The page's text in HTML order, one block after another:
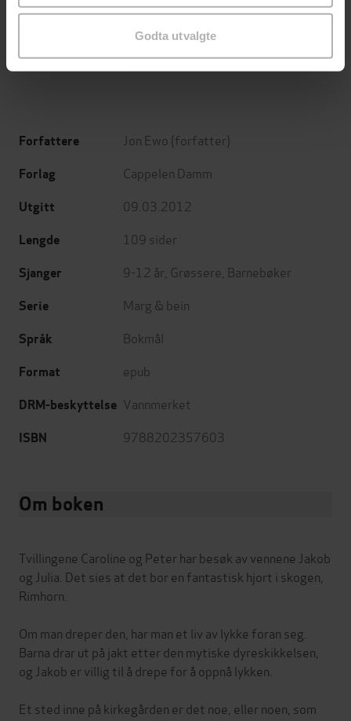
Godta utvalgte
Elefanten som gjerne ville sove
Carl-Johan Forssén Ehrlin
LYDBOK
Snøsøsteren
LYDBOK
Forfattere Jon Ewo (forfatter)
Forlag Cappelen Damm
Utgitt 09.03.2012
Lengde 109 sider
Sjanger 9-12 år Grøssere Barnebøker
Serie Marg & bein
Språk Bokmål
Format epub
DRM-beskyttelse Vannmerket
ISBN 9788202357603
Om boken
Tvillingene Caroline og Peter har besøk av vennene Jakob
og Julia. Det sies at det bor en fantastisk hjort i skogen,
Rimhorn.
Om man dreper den, har man et liv av lykke foran seg.
Barna drar ut på jakt etter den mytiske dyreskikkelsen,
og Jakob er villig til å drepe for å oppnå lykken.
Et sted inne på kirkegården er det noe, eller noen, som